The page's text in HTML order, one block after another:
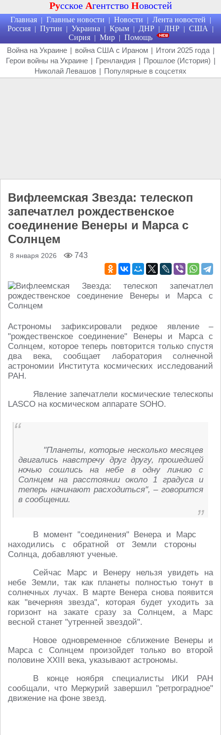
Русское Агентство Новостей
Главная | Главные новости | Новости | Лента новостей |
Россия | Путин | Украина | Крым | ДНР | ЛНР | США |
Сирия | Мир | Помощь
Война на Украине | война США с Ираном | Итоги 2025 года |
Герои войны на Украине | Гренландия | Прошлое (История) |
Николай Левашов | Популярные в соцсетях
Вифлеемская Звезда: телескоп
запечатлел рождественское
соединение Венеры и Марса с
Солнцем
8 января 2026 743
Астрономы зафиксировали редкое явление –
"рождественское соединение" Венеры и Марса с
Солнцем, которое теперь повторится только спустя
два века, сообщает лаборатория солнечной
астрономии Института космических исследований
РАН.
Явление запечатлели космические телескопы
LASCO на космическом аппарате SOHO.
"Планеты, которые несколько месяцев
двигались навстречу друг другу, прошедшей
ночью сошлись на небе в одну линию с
Солнцем на расстоянии около 1 градуса и
теперь начинают расходиться", – говорится
в сообщении.
В момент "соединения" Венера и Марс
находились с обратной от Земли стороны
Солнца, добавляют ученые.
Сейчас Марс и Венеру нельзя увидеть на
небе Земли, так как планеты полностью тонут в
солнечных лучах. В марте Венера снова появится
как "вечерняя звезда", которая будет уходить за
горизонт на закате сразу за Солнцем, а Марс
весной станет "утренней звездой".
Новое одновременное сближение Венеры и
Марса с Солнцем произойдет только во второй
половине XXIII века, указывают астрономы.
В конце ноября специалисты ИКИ РАН
сообщали, что Меркурий завершил "ретроградное"
движение на фоне звезд.